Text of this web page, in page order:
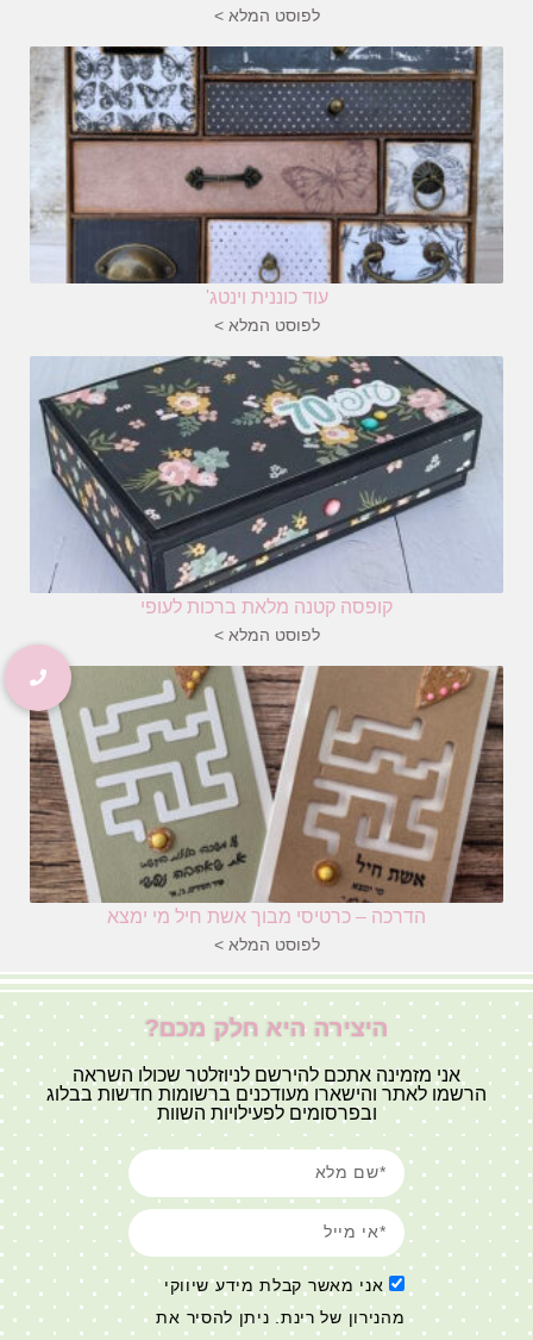
לפוסט המלא >
עוד כוננית וינטג'
לפוסט המלא >
קופסה קטנה מלאת ברכות לעופי
לפוסט המלא >
הדרכה – כרטיסי מבוך אשת חיל מי ימצא
לפוסט המלא >
היצירה היא חלק מכם?
אני מזמינה אתכם להירשם לניוזלטר שכולו השראה
הרשמו לאתר והישארו מעודכנים ברשומות חדשות בבלוג
ובפרסומים לפעילויות השוות
אני מאשר קבלת מידע שיווקי
מהנירון של רינת. ניתן להסיר את